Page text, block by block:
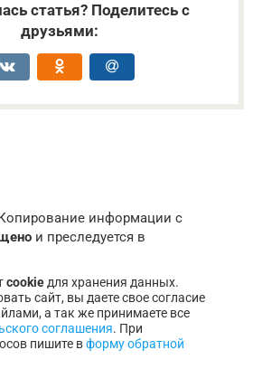
статья? Поделитесь с
друзьями:
информации с
и преследуется в
cookieдля хранения данных.
сайт, вы даете свое согласие
а так же принимаете все
соглашения. При
пишите вформу обратной